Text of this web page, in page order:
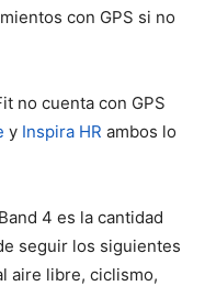
con GPS si no
no cuenta con GPS
y Inspira HR ambos lo
4 es la cantidad
seguir los siguientes
aire libre, ciclismo,